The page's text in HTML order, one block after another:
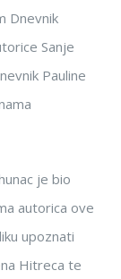
Dnevnik
Sanje
Pauline
je bio
autorica ove
upoznati
Hitreca te